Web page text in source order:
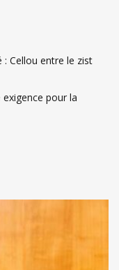
: Cellou entre le zist
pour la